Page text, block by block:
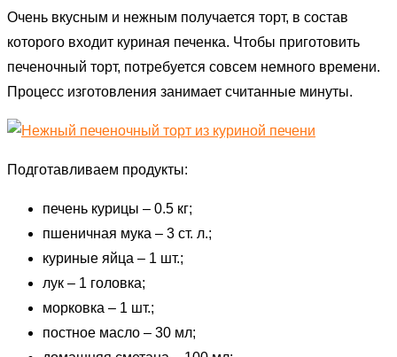
Очень вкусным и нежным получается торт, в состав
которого входит куриная печенка. Чтобы приготовить
печеночный торт, потребуется совсем немного времени.
Процесс изготовления занимает считанные минуты.
Подготавливаем продукты:
печень курицы – 0.5 кг;
пшеничная мука – 3 ст. л.;
куриные яйца – 1 шт.;
лук – 1 головка;
морковка – 1 шт.;
постное масло – 30 мл;